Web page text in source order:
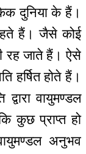
दुनिया के हैं।
हैं। जैसे कोई
रह जाते हैं। ऐसे
हर्षित होते हैं।
वायुमण्डल
कुछ प्राप्त हो
अनुभव